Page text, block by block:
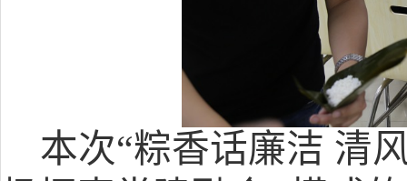
本次“粽香话廉洁 清